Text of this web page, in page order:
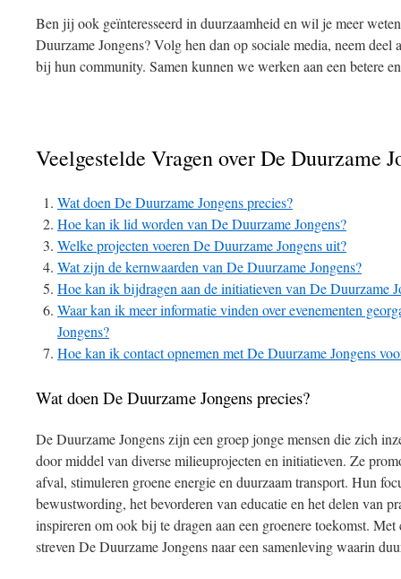
Ben jij ook geïnteresseerd in duurzaamheid en wil je meer
Duurzame Jongens? Volg hen dan op sociale media, neem deel
bij hun community. Samen kunnen we werken aan een betere
Veelgestelde Vragen over De Duurzame
Wat doen De Duurzame Jongens precies?
Hoe kan ik lid worden van De Duurzame Jongens?
Welke projecten voeren De Duurzame Jongens uit?
Wat zijn de kernwaarden van De Duurzame Jongens?
Hoe kan ik bijdragen aan de initiatieven van De Duurzame
Waar kan ik meer informatie vinden over evenementen
Jongens?
Hoe kan ik contact opnemen met De Duurzame Jongens
Wat doen De Duurzame Jongens precies?
De Duurzame Jongens zijn een groep jonge mensen die zich
door middel van diverse milieuprojecten en initiatieven. Ze
afval, stimuleren groene energie en duurzaam transport. Hun
bewustwording, het bevorderen van educatie en het delen van
inspireren om ook bij te dragen aan een groenere toekomst.
streven De Duurzame Jongens naar een samenleving waarin